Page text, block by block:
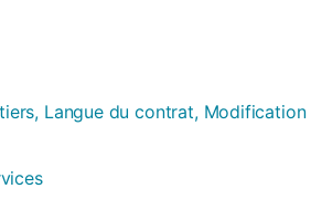
Langue du contrat,